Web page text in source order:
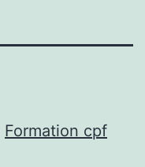
Formation cpf